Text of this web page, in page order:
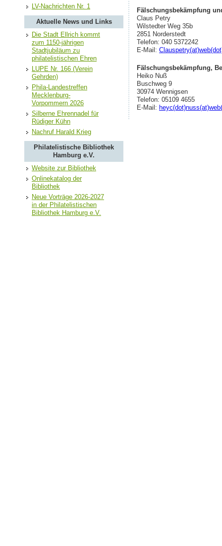
LV-Nachrichten Nr. 1
Aktuelle News und Links
Die Stadt Ellrich kommt
zum 1150-jährigen
Stadtjubiläum zu
philatelistischen Ehren
LUPE Nr. 166 (Verein
Gehrden)
Phila-Landestreffen
Mecklenburg-
Vorpommern 2026
Silberne Ehrennadel für
Rüdiger Kühn
Nachruf Harald Krieg
Philatelistische Bibliothek
Hamburg e.V.
Website zur Bibliothek
Onlinekatalog der
Bibliothek
Neue Vorträge 2026-2027
in der Philatelistischen
Bibliothek Hamburg e.V.
Fälschungsbekämpfung
Claus Petry
Wilstedter Weg 35b
2851 Norderstedt
Telefon: 040 5372242
E-Mail:
Fälschungsbekämpfung,
Heiko Nuß
Buschweg 9
30974 Wennigsen
Telefon: 05109 4655
E-Mail: